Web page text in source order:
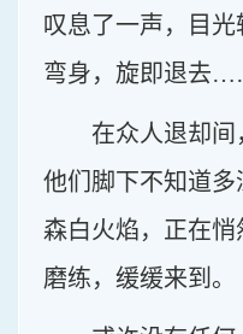
叹息了一声，目
弯身，旋即退去
在众人退却
他们脚下不知道
森白火焰，正在
磨练，缓缓来到。